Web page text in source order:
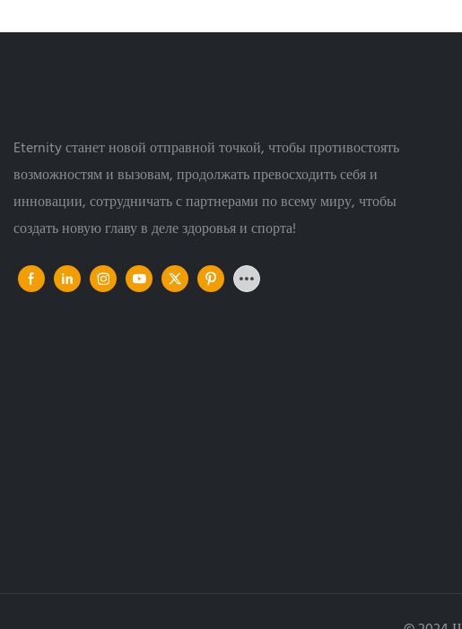
Eternity станет новой отправной точкой, чтобы противостоять
возможностям и вызовам, продолжать превосходить себя и
инновации, сотрудничать с партнерами по всему миру, чтобы
создать новую главу в деле здоровья и спорта!